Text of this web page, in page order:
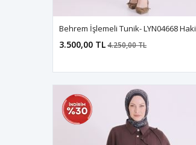
Behrem İşlemeli Tunik- LYN04668 Haki
3.500,00 TL4.250,00 TL